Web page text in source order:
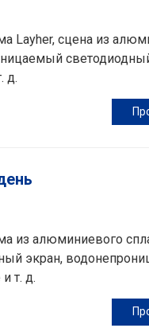
Layher, сцена из
д.
из алюминиевого
экран,
т. д.